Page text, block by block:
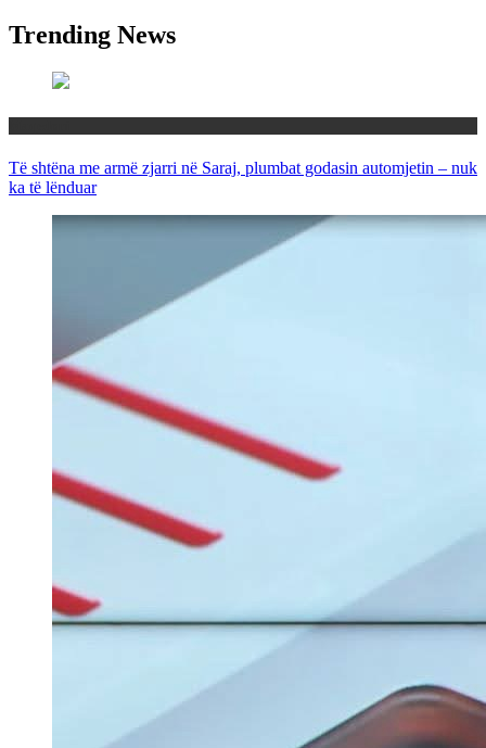
Trending News
Të shtëna me armë zjarri në Saraj, plumbat godasin automjetin – nuk
ka të lënduar